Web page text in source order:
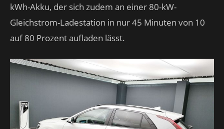
kWh-Akku, der sich zudem an einer 80-kW-
Gleichstrom-Ladestation in nur 45 Minuten von 10
auf 80 Prozent aufladen lässt.